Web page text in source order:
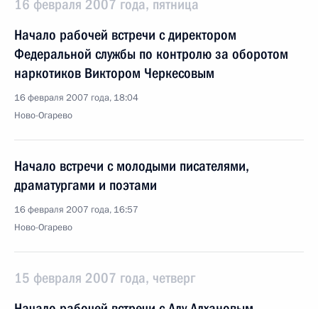
16 февраля 2007 года, пятница
Начало рабочей встречи с директором
Федеральной службы по контролю за оборотом
наркотиков Виктором Черкесовым
16 февраля 2007 года, 18:04
Ново-Огарево
Начало встречи с молодыми писателями,
драматургами и поэтами
16 февраля 2007 года, 16:57
Ново-Огарево
15 февраля 2007 года, четверг